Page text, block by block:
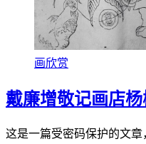
画欣赏
戴廉增敬记画店杨
这是一篇受密码保护的文章